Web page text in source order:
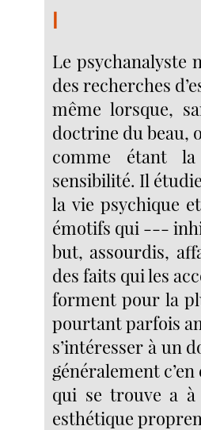
I
Le psychanalyste
des recherches
même lorsque,
doctrine du beau,
comme étant
sensibilité. Il
la vie psychique
émotifs qui ---
but, assourdis,
des faits qui les
forment pour la
pourtant parfois
s’intéresser à un
généralement
qui se trouve a
esthétique